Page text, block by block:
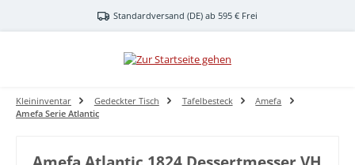
Zum Hauptinhalt springenStandardversand (DE) ab 595 € Frei
Kleininventar Gedeckter Tisch Tafelbesteck
Amefa
Amefa Serie Atlantic